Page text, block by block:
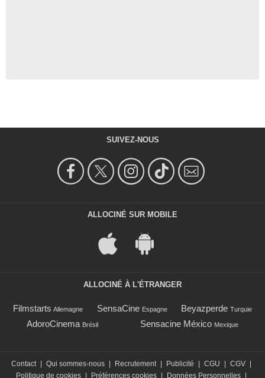
SUIVEZ-NOUS
ALLOCINÉ SUR MOBILE
ALLOCINÉ À L'ÉTRANGER
Filmstarts Allemagne SensaCine Espagne Beyazperde Turquie
AdoroCinema Brésil Sensacine México Mexique
Contact | Qui sommes-nous | Recrutement | Publicité | CGU | CGV |
Politique de cookies | Préférences cookies | Données Personnelles |